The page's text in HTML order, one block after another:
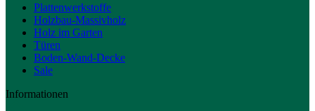
Plattenwerkstoffe
Holzbau-Massivholz
Holz im Garten
Türen
Boden-Wand-Decke
Sale
Informationen